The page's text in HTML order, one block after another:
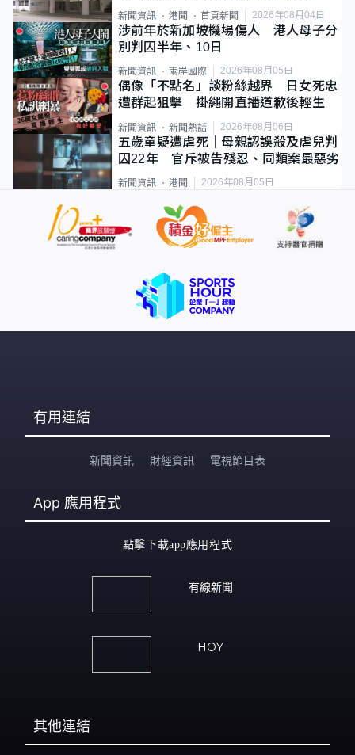
新聞資訊 港聞 首頁新聞 2026年08月04日
涉前年於新加坡機場傷人 港人母子分
別判囚半年、10日
新聞資訊 兩岸國際 2026年08月05日
偶像「不點名」談粉絲越界 日女死忠
遭群起狙擊 掛繩開直播道歉後輕生
新聞資訊 新聞熱話 2026年08月06日
五歲童疑遭虐死｜母親認誤殺及虐兒判
囚22年 官斥被告殘忍、同類案最惡劣
新聞資訊 港聞 2026年08月05日
有用連結
新聞資訊 財經資訊 電視節目表
App 應用程式
點擊下載app應用程式
有線新聞
HOY
其他連結